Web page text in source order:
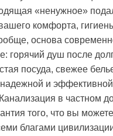
«ненужное»
комфорта,
основа
горячий душ после
посуда, свежее
и
в частном
того, что вы можете
благами